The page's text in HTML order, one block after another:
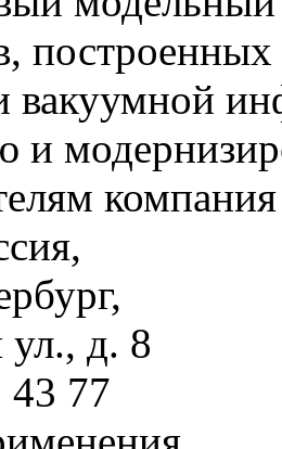
вакуумной
и
д. 8
43 77